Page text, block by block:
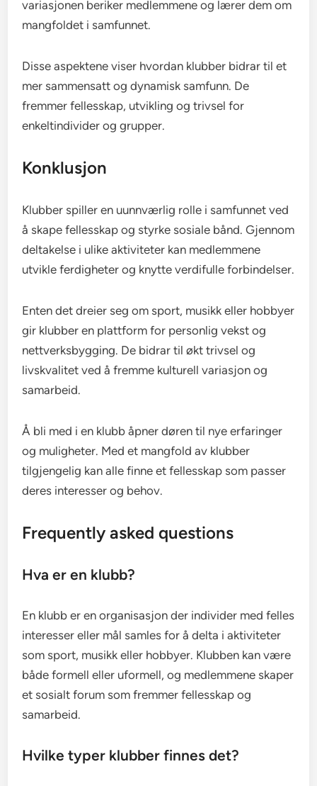
variasjonen beriker medlemmene og lærer dem om
mangfoldet i samfunnet.
Disse aspektene viser hvordan klubber bidrar til et
mer sammensatt og dynamisk samfunn. De
fremmer fellesskap, utvikling og trivsel for
enkeltindivider og grupper.
Konklusjon
Klubber spiller en uunnværlig rolle i samfunnet ved
å skape fellesskap og styrke sosiale bånd. Gjennom
deltakelse i ulike aktiviteter kan medlemmene
utvikle ferdigheter og knytte verdifulle forbindelser.
Enten det dreier seg om sport, musikk eller hobbyer
gir klubber en plattform for personlig vekst og
nettverksbygging. De bidrar til økt trivsel og
livskvalitet ved å fremme kulturell variasjon og
samarbeid.
Å bli med i en klubb åpner døren til nye erfaringer
og muligheter. Med et mangfold av klubber
tilgjengelig kan alle finne et fellesskap som passer
deres interesser og behov.
Frequently asked questions
Hva er en klubb?
En klubb er en organisasjon der individer med felles
interesser eller mål samles for å delta i aktiviteter
som sport, musikk eller hobbyer. Klubben kan være
både formell eller uformell, og medlemmene skaper
et sosialt forum som fremmer fellesskap og
samarbeid.
Hvilke typer klubber finnes det?